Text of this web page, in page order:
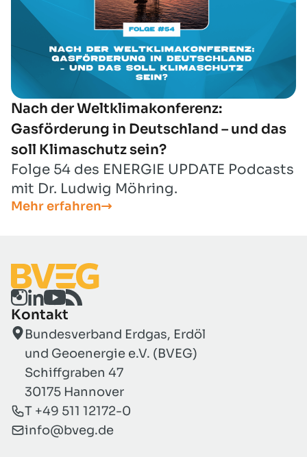
Nach der Weltklimakonferenz:
Gasförderung in Deutschland – und das
soll Klimaschutz sein?
Folge 54 des ENERGIE UPDATE Podcasts
mit Dr. Ludwig Möhring.
Mehr erfahren
Kontakt
Bundesverband Erdgas, Erdöl
und Geoenergie e.V. (BVEG)
Schiffgraben 47
30175 Hannover
T +49 511 12172-0
info@bveg.de